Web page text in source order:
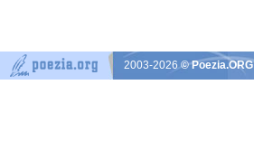
2003-2026© Poezia.ORG